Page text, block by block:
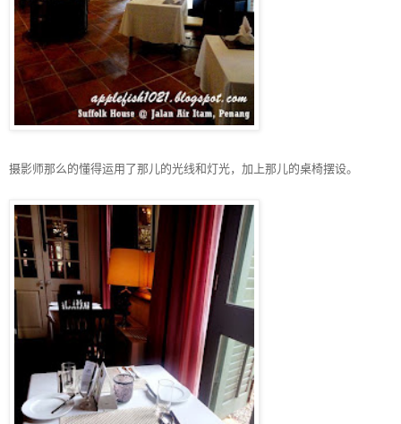
摄影师那么的懂得运用了那儿的光线和灯光，加上那儿的桌椅摆设。